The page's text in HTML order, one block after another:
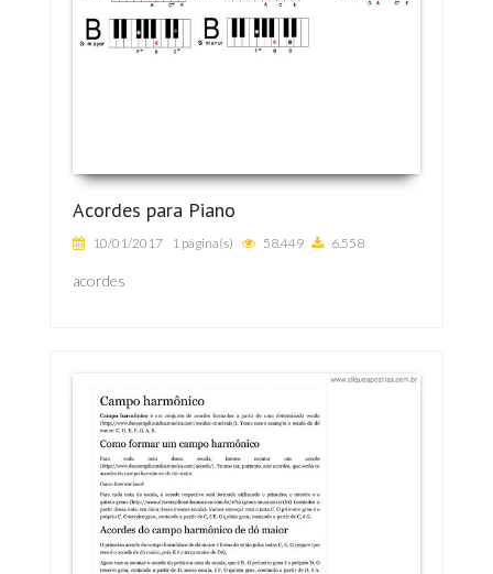
Acordes para Piano
10/01/2017 1 página(s) 58.449 6.558
acordes